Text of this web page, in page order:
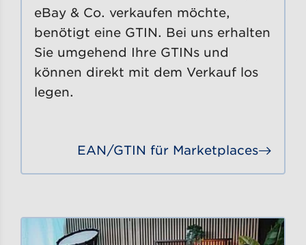
eBay & Co. verkaufen möchte,
benötigt eine GTIN. Bei uns erhalten
Sie umgehend Ihre GTINs und
können direkt mit dem Verkauf los
legen.
EAN/GTIN für Marketplaces